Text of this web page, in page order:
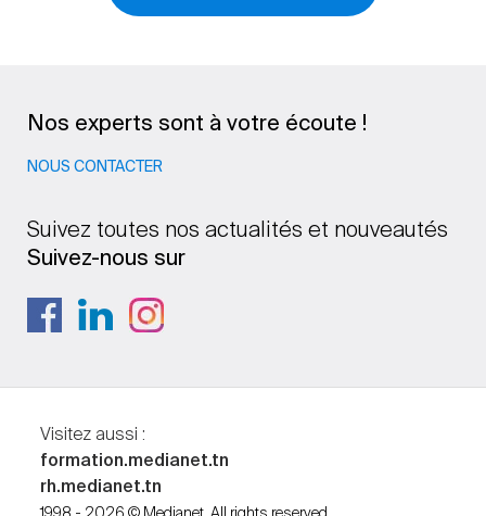
Nos experts sont à votre écoute !
NOUS CONTACTER
Suivez toutes nos actualités et nouveautés
Suivez-nous sur
Visitez aussi :
formation.medianet.tn
rh.medianet.tn
1998 - 2026 © Medianet. All rights reserved.